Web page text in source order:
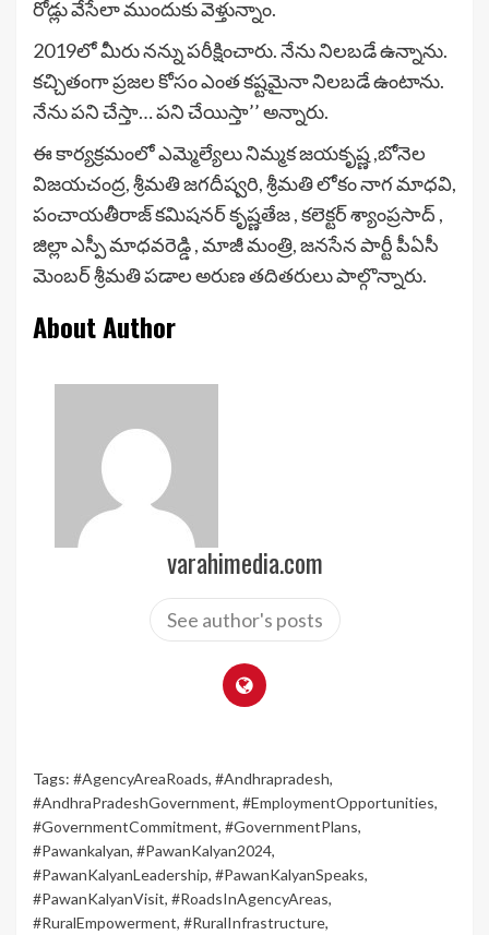
రోడ్లు వేసేలా ముందుకు వెళ్తున్నాం.
2019లో మీరు నన్ను పరీక్షించారు. నేను నిలబడే ఉన్నాను.
కచ్చితంగా ప్రజల కోసం ఎంత కష్టమైనా నిలబడే ఉంటాను.
నేను పని చేస్తా… పని చేయిస్తా’’ అన్నారు.
ఈ కార్యక్రమంలో ఎమ్మెల్యేలు నిమ్మక జయకృష్ణ ,బోనెల
విజయచంద్ర, శ్రీమతి జగదీష్వరి, శ్రీమతి లోకం నాగ మాధవి,
పంచాయతీరాజ్ కమిషనర్ కృష్ణతేజ , కలెక్టర్ శ్యాంప్రసాద్ ,
జిల్లా ఎస్పీ మాధవరెడ్డి , మాజీ మంత్రి, జనసేన పార్టీ పీఏసీ
మెంబర్ శ్రీమతి పడాల అరుణ తదితరులు పాల్గొన్నారు.
About Author
varahimedia.com
See author's posts
Tags: #AgencyAreaRoads, #Andhrapradesh,
#AndhraPradeshGovernment, #EmploymentOpportunities,
#GovernmentCommitment, #GovernmentPlans,
#Pawankalyan, #PawanKalyan2024,
#PawanKalyanLeadership, #PawanKalyanSpeaks,
#PawanKalyanVisit, #RoadsInAgencyAreas,
#RuralEmpowerment, #RuralInfrastructure,